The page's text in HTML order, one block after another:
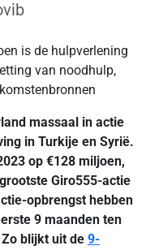
is de hulpverlening
van noodhulp,
massaal in actie
in Turkije en Syrië.
op €128 miljoen,
Giro555-actie
opbrengst hebben
9 maanden ten
blijkt uit de 9-